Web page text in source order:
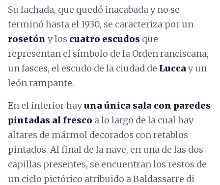
Su fachada, que quedó inacabada y no se
terminó hasta el 1930, se caracteriza por un
rosetón y los cuatro escudos que
representan el símbolo de la Orden ranciscana,
un fasces, el escudo de la ciudad de Lucca y un
león rampante.
En el interior hayuna única sala con paredes
pintadas al fresco a lo largo de la cual hay
altares de mármol decorados con retablos
pintados. Al final de la nave, en una de las dos
capillas presentes, se encuentran los restos de
un ciclo pictórico atribuido a Baldassarre di